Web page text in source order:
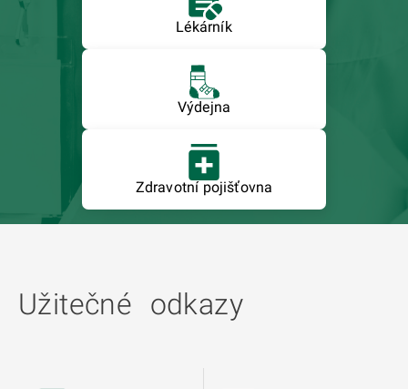
Lékárník
Výdejna
Zdravotní pojišťovna
Užitečné odkazy